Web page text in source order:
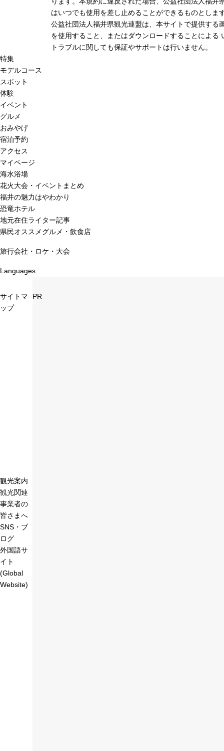
はいつでも使用を差し止めることができるものとしま
公益社団法人福井県観光連盟は、本サイトで提供する
を使用すること、またはダウンロードすることによる
トラブルに関しても保証やサポートは行いません。
特集
モデルコース
スポット
体験
イベント
グルメ
おみやげ
宿泊予約
アクセス
マイページ
海水浴場
花火大会・イベントまとめ
福井の魅力はやわかり
恐竜ホテル
地元在住ライター記事
県民オススメグルメ・飲食店
旅行会社・ロケ・大会
Languages
サイトマ
ップ
観光案内
観光関連
事業者の
皆さまへ
SNS・ブ
ログ
外国語サ
イト
(Global
Website)
PR